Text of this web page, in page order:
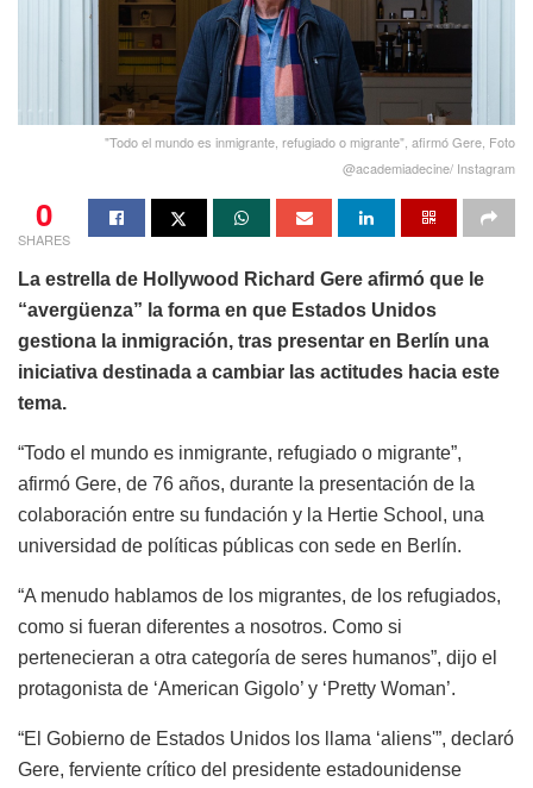
"Todo el mundo es inmigrante, refugiado o migrante", afirmó Gere, Foto
@academiadecine/ Instagram
0
SHARES
La estrella de Hollywood Richard Gere afirmó que le
“avergüenza” la forma en que Estados Unidos
gestiona la inmigración, tras presentar en Berlín una
iniciativa destinada a cambiar las actitudes hacia este
tema.
“Todo el mundo es inmigrante, refugiado o migrante”,
afirmó Gere, de 76 años, durante la presentación de la
colaboración entre su fundación y la Hertie School, una
universidad de políticas públicas con sede en Berlín.
“A menudo hablamos de los migrantes, de los refugiados,
como si fueran diferentes a nosotros. Como si
pertenecieran a otra categoría de seres humanos”, dijo el
protagonista de ‘American Gigolo’ y ‘Pretty Woman’.
“El Gobierno de Estados Unidos los llama ‘aliens'”, declaró
Gere, ferviente crítico del presidente estadounidense